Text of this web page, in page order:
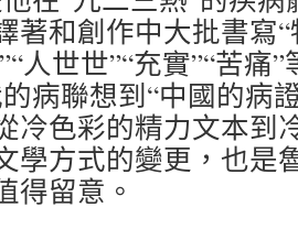
著和創作中大批書寫“
人世世”“充實”“苦痛
病聯想到“中國的病
冷色彩的精力文本到
學方式的變更，也是
得留意。